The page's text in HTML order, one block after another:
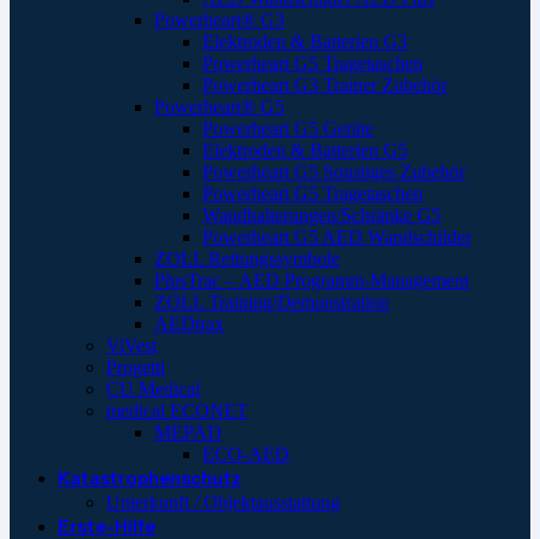
Powerheart® G3
Elektroden & Batterien G3
Powerheart G5 Tragetaschen
Powerheart G3 Trainer Zubehör
Powerheart® G5
Powerheart G5 Geräte
Elektroden & Batterien G5
Powerheart G5 Sonstiges Zubehör
Powerheart G5 Tragetaschen
Wandhalterungen/Schränke G5
Powerheart G5 AED Wandschilder
ZOLL Rettungssymbole
PlusTrac – AED Programm-Management
ZOLL Training/Demonstration
AEDtrax
ViVest
Progetti
CU Medical
medical ECONET
MEPAD
ECO-AED
Katastrophenschutz
Unterkunft / Objektausstattung
Erste-Hilfe